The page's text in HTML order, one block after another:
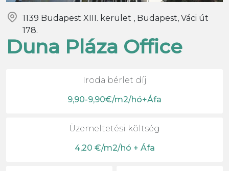
1139 Budapest XIII. kerület , Budapest, Váci út
178.
Duna Pláza Office
Iroda bérlet díj
9,90-9,90€/m2/hó+Áfa
Üzemeltetési költség
4,20 €/m2/hó + Áfa